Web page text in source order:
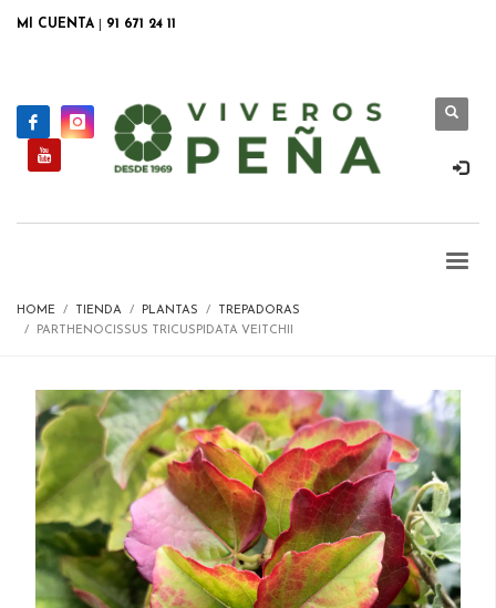
MI CUENTA 91 671 24 11
HOME TIENDA PLANTAS
TREPADORAS
PARTHENOCISSUS TRICUSPIDATA VEITCHII